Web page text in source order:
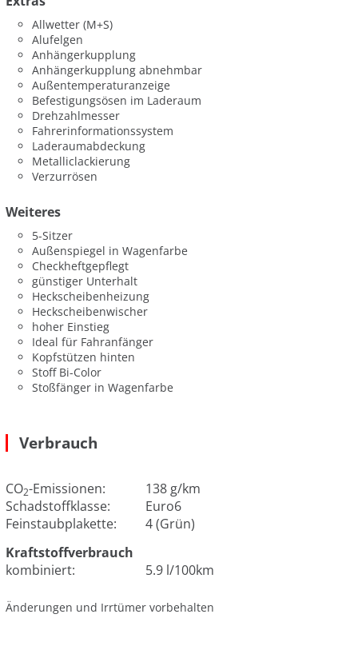
Allwetter (M+S)
Alufelgen
Anhängerkupplung
Anhängerkupplung abnehmbar
Außentemperaturanzeige
Befestigungsösen im Laderaum
Drehzahlmesser
Fahrerinformationssystem
Laderaumabdeckung
Metalliclackierung
Verzurrösen
Weiteres
5-Sitzer
Außenspiegel in Wagenfarbe
Checkheftgepflegt
günstiger Unterhalt
Heckscheibenheizung
Heckscheibenwischer
hoher Einstieg
Ideal für Fahranfänger
Kopfstützen hinten
Stoff Bi-Color
Stoßfänger in Wagenfarbe
Verbrauch
CO2-Emissionen:
138 g/km
Schadstoffklasse:
Euro6
Feinstaubplakette:
4 (Grün)
Kraftstoffverbrauch
kombiniert:
5.9 l/100km
Änderungen und Irrtümer vorbehalten